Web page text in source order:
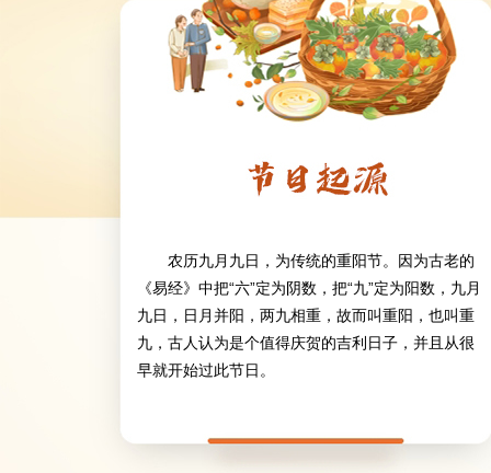
农历九月九日，为传统的重阳节。因为古老的
《易经》中把“六”定为阴数，把“九”定为阳数，九月
九日，日月并阳，两九相重，故而叫重阳，也叫重
九，古人认为是个值得庆贺的吉利日子，并且从很
早就开始过此节日。